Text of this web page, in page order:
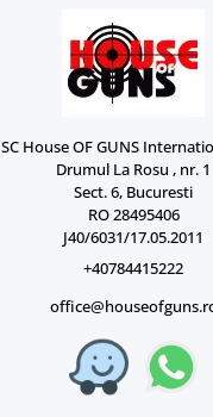
SC House OF GUNS
Drumul La Rosu , nr. 1
Sect. 6, Bucuresti
RO 28495406
J40/6031/17.05.2011
+40784415222